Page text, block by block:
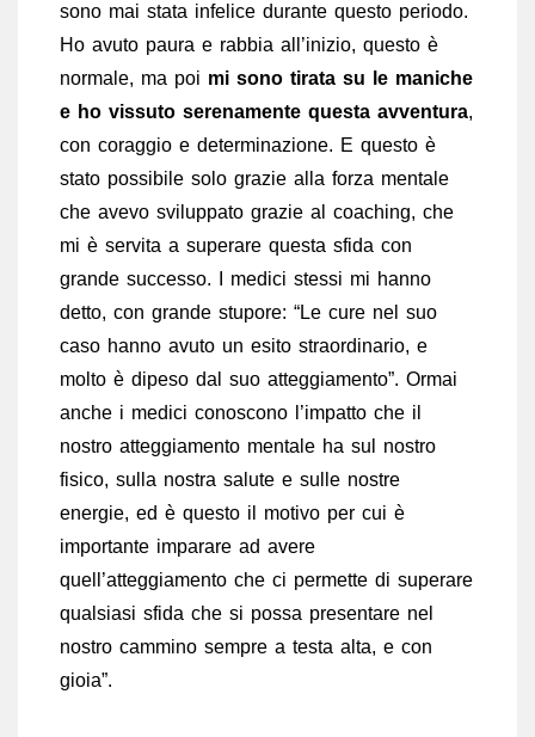
sono mai stata infelice durante questo periodo.
Ho avuto paura e rabbia all’inizio, questo è
normale, ma poi mi sono tirata su le maniche
e ho vissuto serenamente questa avventura,
con coraggio e determinazione. E questo è
stato possibile solo grazie alla forza mentale
che avevo sviluppato grazie al coaching, che
mi è servita a superare questa sfida con
grande successo. I medici stessi mi hanno
detto, con grande stupore: “Le cure nel suo
caso hanno avuto un esito straordinario, e
molto è dipeso dal suo atteggiamento”. Ormai
anche i medici conoscono l’impatto che il
nostro atteggiamento mentale ha sul nostro
fisico, sulla nostra salute e sulle nostre
energie, ed è questo il motivo per cui è
importante imparare ad avere
quell’atteggiamento che ci permette di superare
qualsiasi sfida che si possa presentare nel
nostro cammino sempre a testa alta, e con
gioia”.